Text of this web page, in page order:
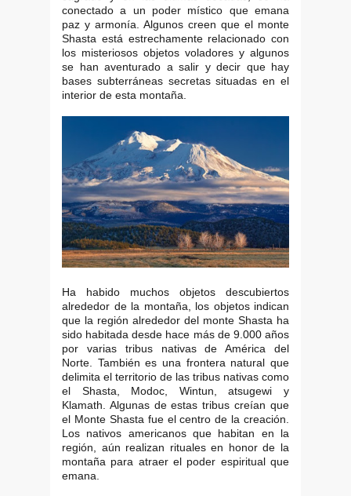
conectado a un poder místico que emana
paz y armonía. Algunos creen que el monte
Shasta está estrechamente relacionado con
los misteriosos objetos voladores y algunos
se han aventurado a salir y decir que hay
bases subterráneas secretas situadas en el
interior de esta montaña.
Ha habido muchos objetos descubiertos
alrededor de la montaña, los objetos indican
que la región alrededor del monte Shasta ha
sido habitada desde hace más de 9.000 años
por varias tribus nativas de América del
Norte. También es una frontera natural que
delimita el territorio de las tribus nativas como
el Shasta, Modoc, Wintun, atsugewi y
Klamath. Algunas de estas tribus creían que
el Monte Shasta fue el centro de la creación.
Los nativos americanos que habitan en la
región, aún realizan rituales en honor de la
montaña para atraer el poder espiritual que
emana.